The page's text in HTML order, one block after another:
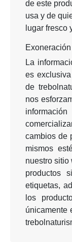
de este
usa y de
lugar fresco
La
es
de
nos
cambios de
mismos
nuestro sitio
productos
etiquetas,
los
únicamente